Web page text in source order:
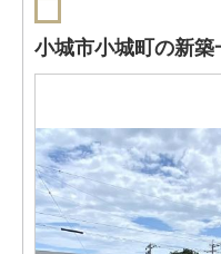
小城市小城町の新築